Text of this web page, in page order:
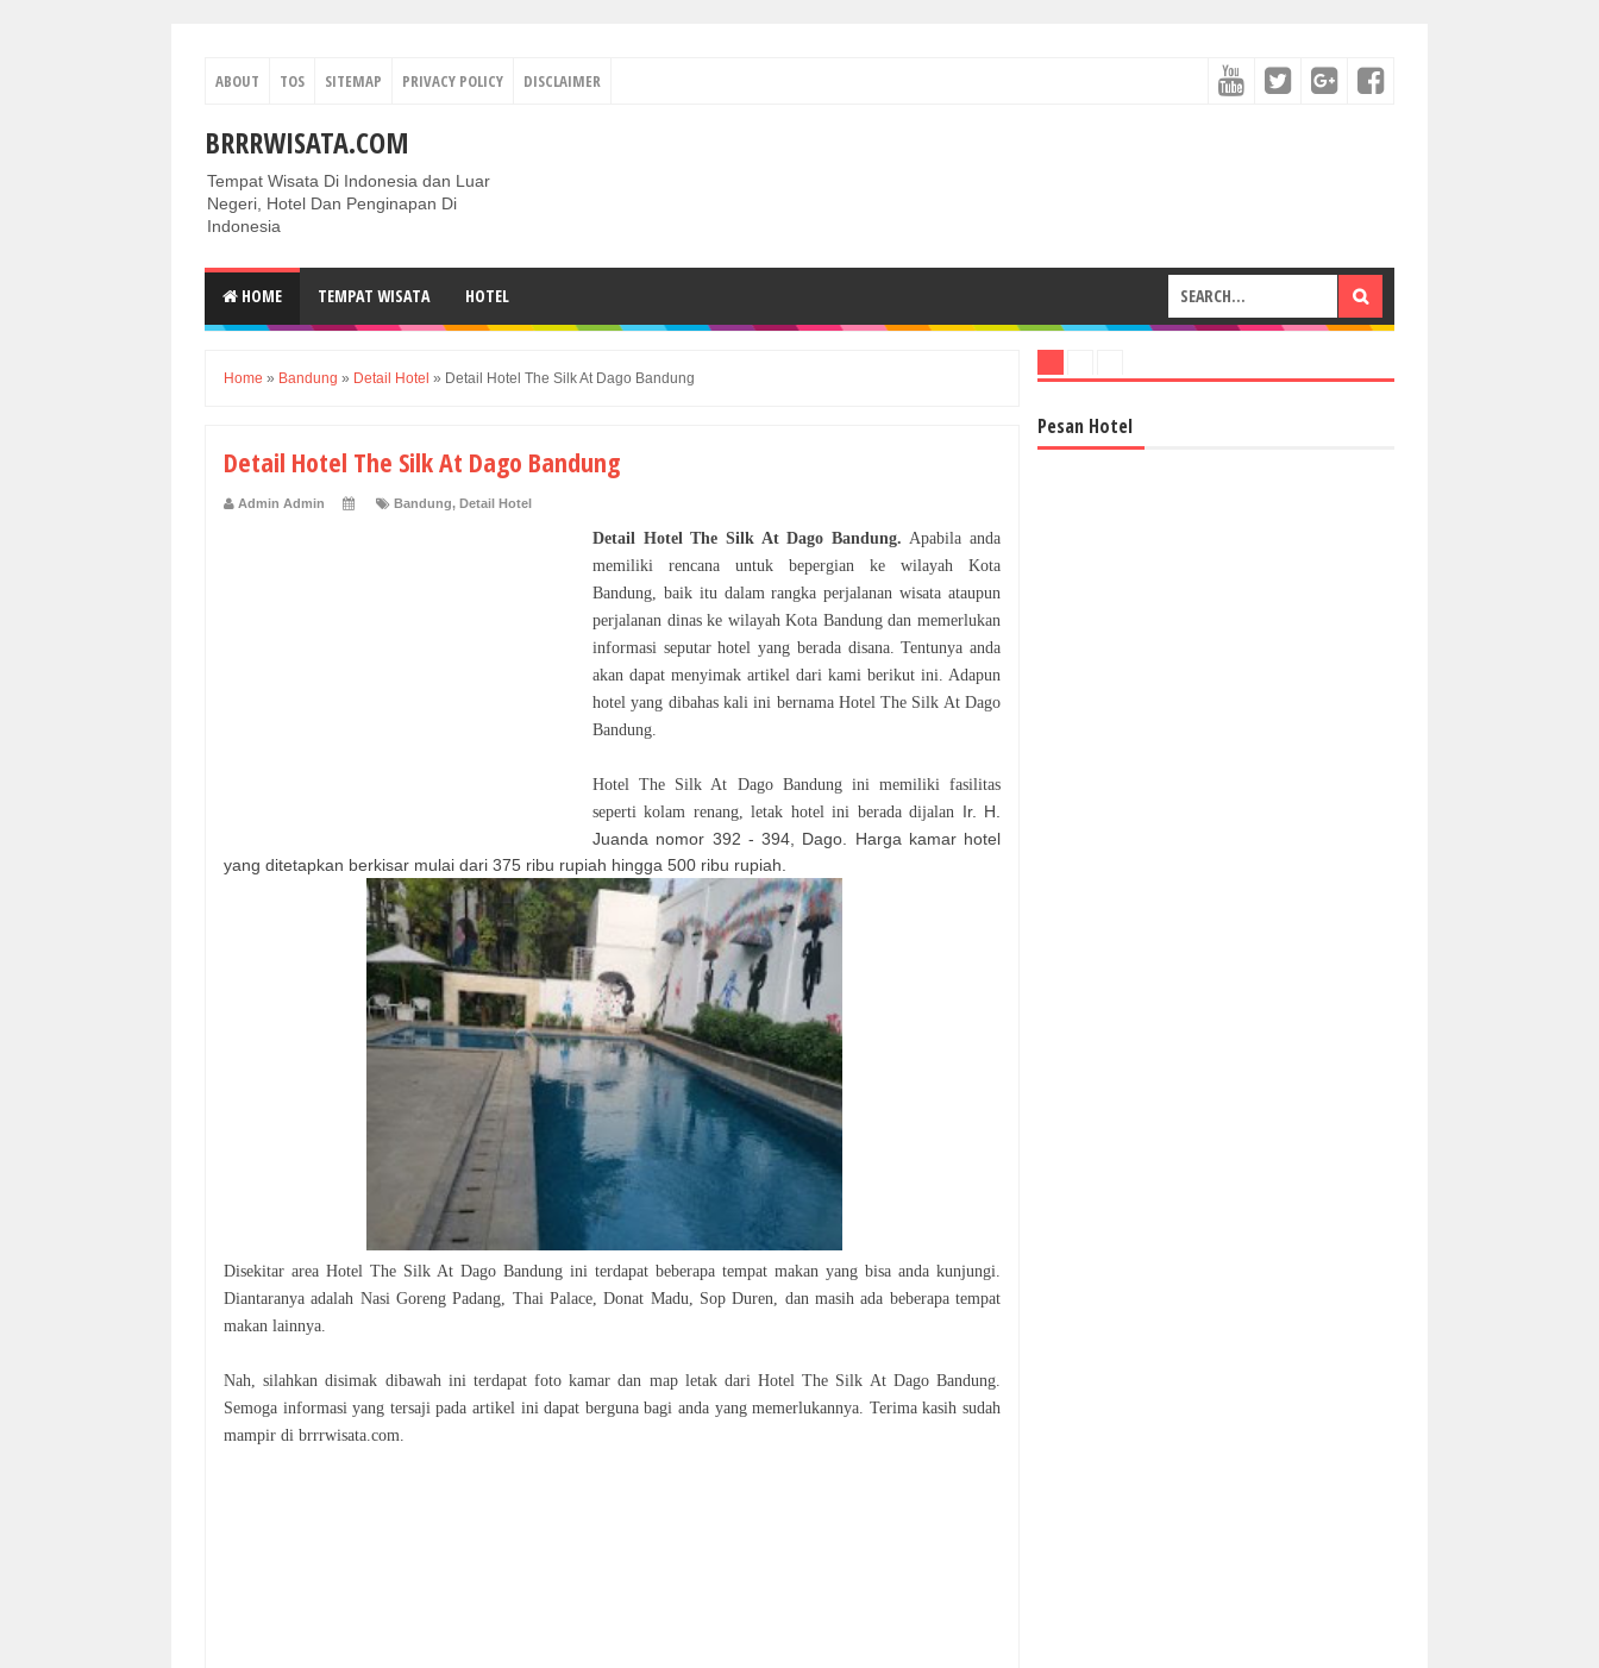
ABOUT TOS SITEMAP PRIVACY POLICY DISCLAIMER
BRRRWISATA.COM
Tempat Wisata Di Indonesia dan Luar
Negeri, Hotel Dan Penginapan Di
Indonesia
HOME TEMPAT WISATA HOTEL
Home » Bandung » Detail Hotel » Detail Hotel The Silk At Dago Bandung
Detail Hotel The Silk At Dago Bandung
Admin Admin Bandung, Detail Hotel
Detail HotelThe Silk At Dago Bandung.Apabila anda
memiliki rencana untuk bepergian ke wilayah Kota
Bandung, baik itu dalam rangka perjalanan wisata ataupun
perjalanan dinas ke wilayah Kota Bandung dan memerlukan
informasi seputar hotel yang berada disana. Tentunya anda
akan dapat menyimak artikel dari kami berikut ini. Adapun
hotel yang dibahas kali ini bernama Hotel The Silk At Dago
Bandung.
Hotel The Silk At Dago Bandung ini memiliki fasilitas
seperti kolam renang, letak hotel ini berada dijalan Ir. H.
Juanda nomor 392 - 394, Dago. Harga kamar hotel
yang ditetapkan berkisar mulai dari 375 ribu rupiah hingga 500 ribu rupiah.
Disekitar area Hotel The Silk At Dago Bandung ini terdapat beberapa tempat makan yang bisa anda kunjungi.
Diantaranya adalah Nasi Goreng Padang, Thai Palace, Donat Madu, Sop Duren, dan masih ada beberapa tempat
makan lainnya.
Nah, silahkan disimak dibawah ini terdapat foto kamar dan map letak dari Hotel The Silk At Dago Bandung.
Semoga informasi yang tersaji pada artikel ini dapat berguna bagi anda yang memerlukannya. Terima kasih sudah
mampir di brrrwisata.com.
Pesan Hotel